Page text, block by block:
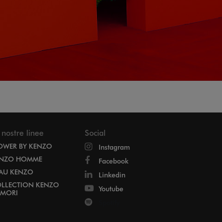
nostre linee
BY KENZO
HOMME
KENZO
KENZO
Social
Instagram
Facebook
Linkedin
Youtube